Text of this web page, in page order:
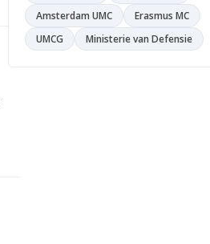
Amsterdam UMC
Erasmus MC
UMCG
Ministerie van Defensie